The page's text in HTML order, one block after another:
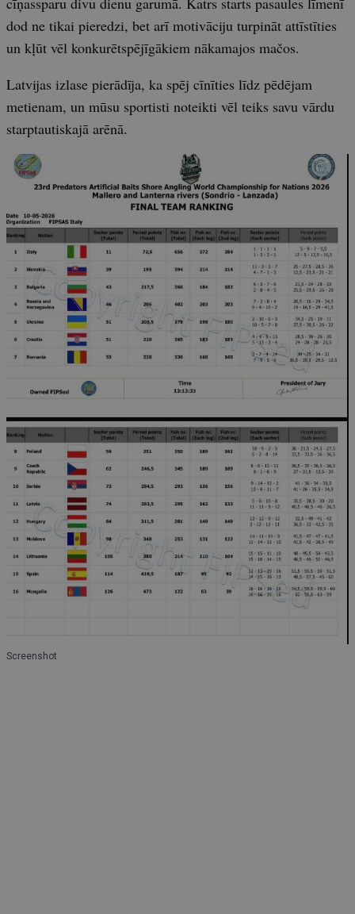
dod ne tikai pieredzi, bet arī motivāciju turpināt attīstīties
un kļūt vēl konkurētspējīgākiem nākamajos mačos.
Latvijas izlase pierādīja, ka spēj cīnīties līdz pēdējam
metienam, un mūsu sportisti noteikti vēl teiks savu vārdu
starptautiskajā arēnā.
Screenshot